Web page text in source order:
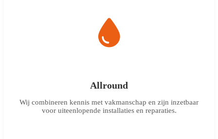
Allround
Wij combineren kennis met vakmanschap en zijn inzetbaar
voor uiteenlopende installaties en reparaties.